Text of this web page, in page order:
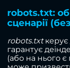
robots.txt:
сценарії
robots.txtкерує
гарантує
(або на нього